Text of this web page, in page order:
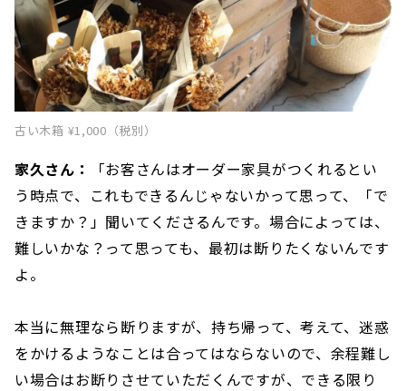
古い木箱 ¥1,000（税別）
家久さん：
「お客さんはオーダー家具がつくれるとい
う時点で、これもできるんじゃないかって思って、「で
きますか？」聞いてくださるんです。場合によっては、
難しいかな？って思っても、最初は断りたくないんです
よ。
本当に無理なら断りますが、持ち帰って、考えて、迷惑
をかけるようなことは合ってはならないので、余程難し
い場合はお断りさせていただくんですが、できる限り